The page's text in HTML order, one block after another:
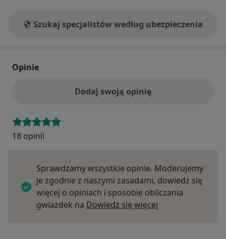
Szukaj specjalistów według ubezpieczenia
Opinie
Dodaj swoją opinię
18 opinii
Sprawdzamy wszystkie opinie. Moderujemy
je zgodnie z naszymi zasadami, dowiedz się
więcej o opiniach i sposobie obliczania
gwiazdek na Dowiedz się więcej